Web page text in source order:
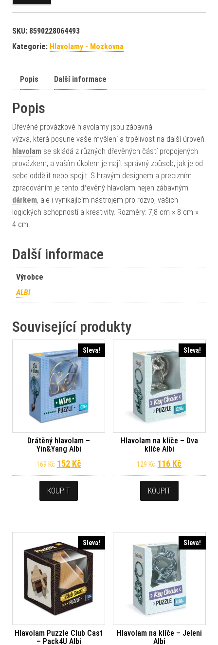
SKU: 8590228064493
Kategorie: Hlavolamy - Mozkovna
Popis Další informace
Popis
Dřevěné provázkové hlavolamy jsou zábavná
výzva, která posune vaše myšlení a trpělivost na další úroveň.
hlavolam se skládá z různých dřevěných částí propojených
provázkem, a vaším úkolem je najít správný způsob, jak je od
sebe oddělit nebo spojit. S hravým designem a precizním
zpracováním je tento dřevěný hlavolam nejen zábavným
dárkem, ale i vynikajícím nástrojem pro rozvoj vašich
logických schopností a kreativity. Rozměry: 7,8 cm × 8 cm ×
4 cm
Další informace
Výrobce
ALBI
Související produkty
Sleva!
Drátěný hlavolam –
Yin&Yang Albi
169Kč Původní cena byla: 169 Kč.
152 KčAktuální cena je: 152 Kč.
KOUPIT
Sleva!
Hlavolam na klíče – Dva
klíče Albi
129Kč Původní cena
116 Kč
KOUPIT
Sleva!
Hlavolam Puzzle Club Cast
– Pack4U Albi
Sleva!
Hlavolam na klíče – Jeleni
Albi